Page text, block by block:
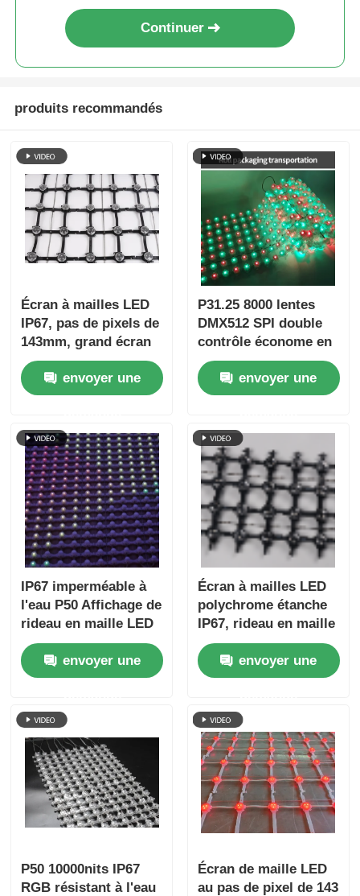
Continuer
produits recommandés
Écran à mailles LED
IP67, pas de pixels de
143mm, grand écran
extérieur Ultra léger
pour les projets
créatifs de paysage
envoyer une
P31.25 8000 lentes
DMX512 SPI double
contrôle économe en
énergie faible
puissance affichage
extérieur d'écran à
envoyer une
IP67 imperméable à
l'eau P50 Affichage de
rideau en maille LED
extérieur à couleur
complète flexible
pour façade de
envoyer une
Écran à mailles LED
polychrome étanche
IP67, rideau en maille
Flexible extérieur
P62.5 pour la
conception de scènes
bâtiments
envoyer une
P50 10000nits IP67
RGB résistant à l'eau
Écran de maille LED
au pas de pixel de 143